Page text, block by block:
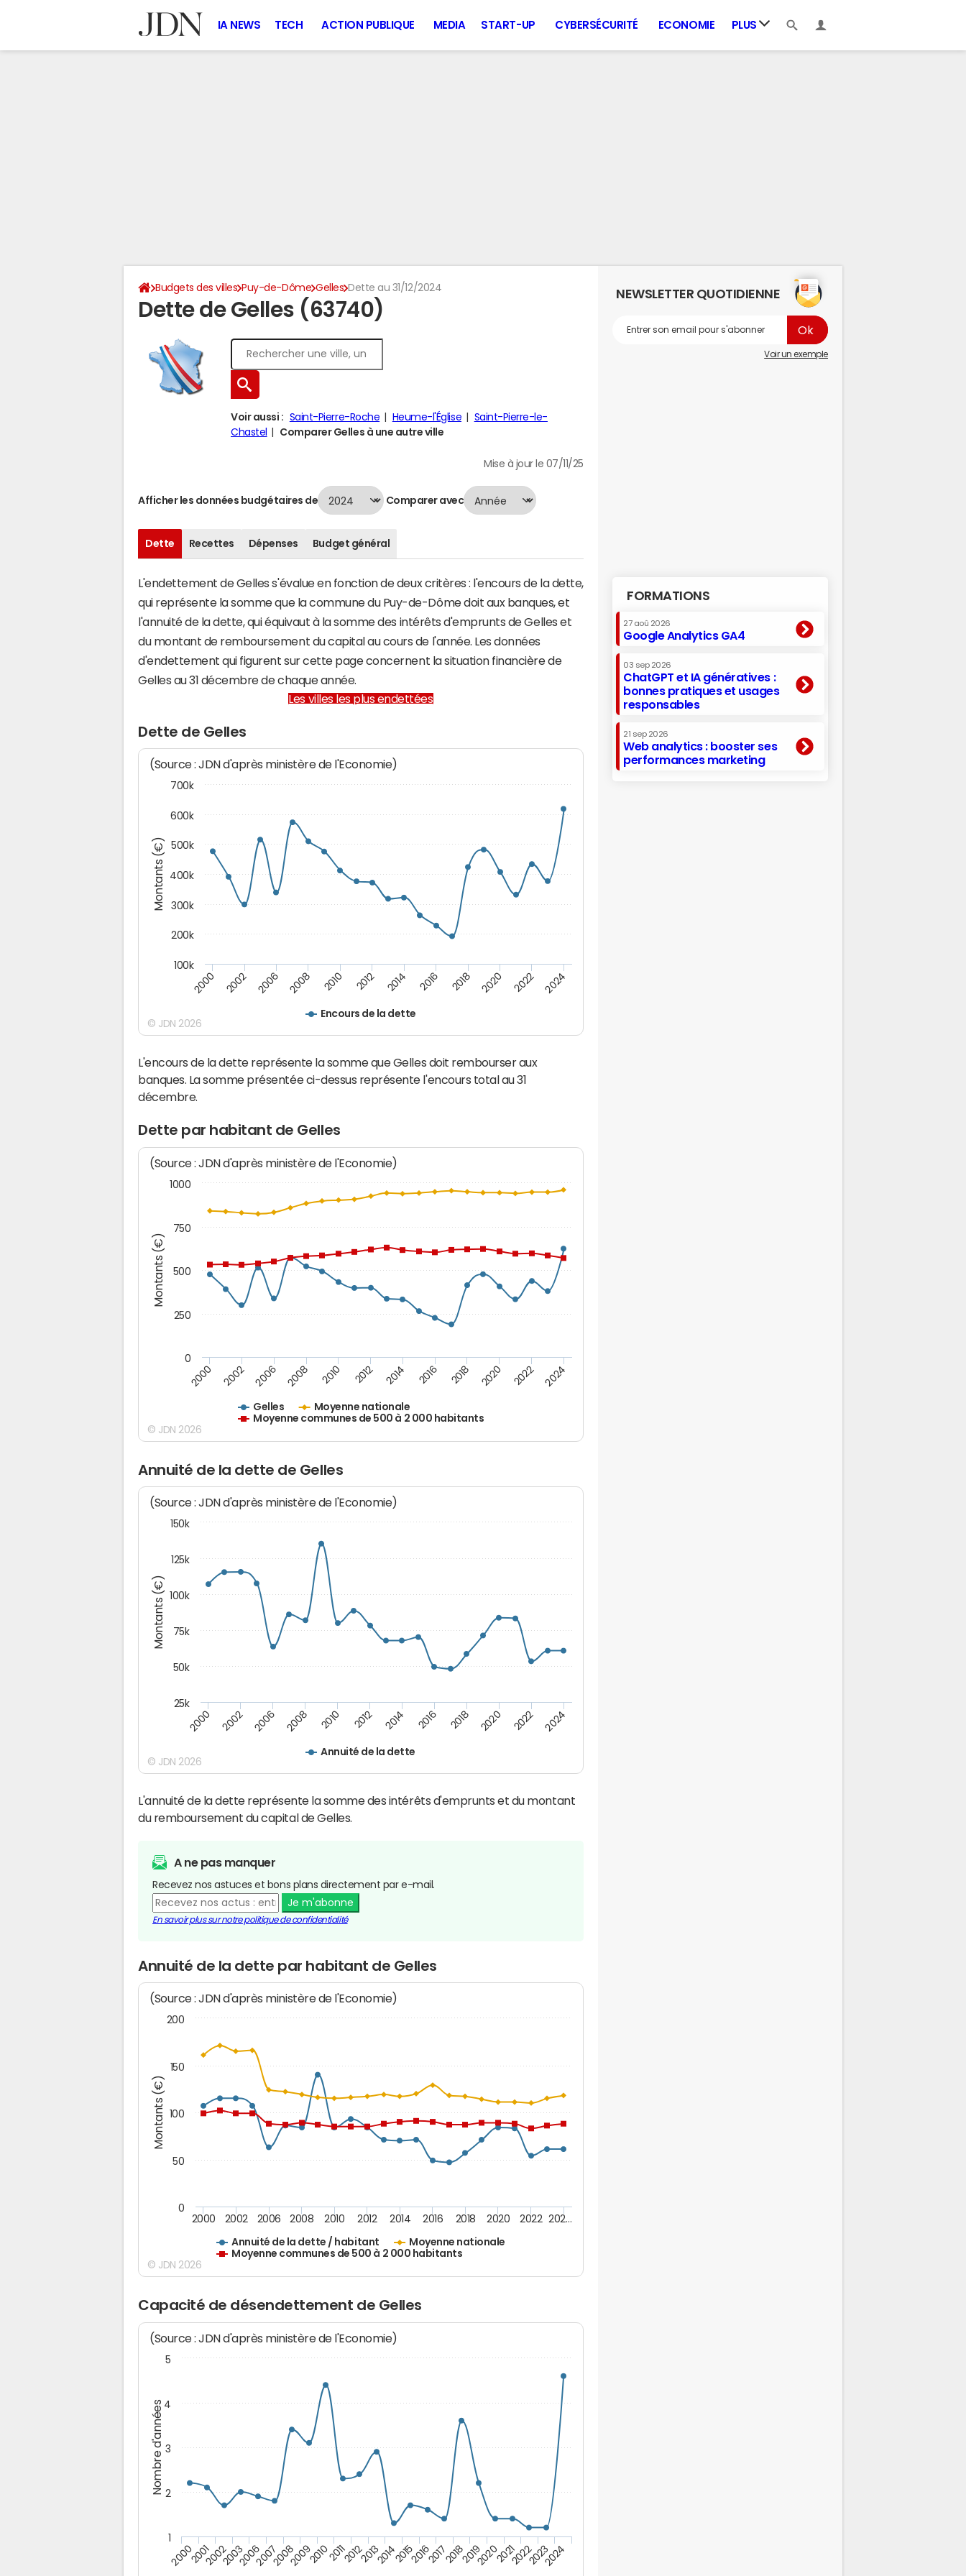
IA NEWS TECH ACTION PUBLIQUE MEDIA START-UP CYBERSÉCURITÉ ECONOMIE PLUS
Budgets des villes Puy-de-Dôme Gelles Dette au 31/12/2024
Dette de Gelles (63740)
Voir aussi : Saint-Pierre-Roche Heume-l'Église
Saint-Pierre-le-
Chastel
Comparer Gelles à une autre ville
Mise à jour le 07/11/25
Afficher les données budgétaires de Comparer avec
Dette Recettes Dépenses Budget général
L'endettement de Gelles s'évalue en fonction de deux critères : l'encours de la dette,
qui représente la somme que la commune du Puy-de-Dôme doit aux banques, et
l'annuité de la dette, qui équivaut à la somme des intérêts d'emprunts de Gelles et
du montant de remboursement du capital au cours de l'année. Les données
d'endettement qui figurent sur cette page concernent la situation financière de
Gelles au 31 décembre de chaque année.
Les villes les plus endettées
Dette de Gelles
Montants (€)
(Source : JDN d'après ministère de l'Economie)
Encours de la dette
2000 2002 2006 2008 2010 2012 2014 2016 2018 2020 2022 2024
100k
200k
300k
400k
500k
600k
700k
© JDN 2026
L'encours de la dette représente la somme que Gelles doit rembourser aux
banques. La somme présentée ci-dessus représente l'encours total au 31
décembre.
Dette par habitant de Gelles
Montants (€)
(Source : JDN d'après ministère de l'Economie)
Gelles
Moyenne nationale
Moyenne communes de 500 à 2 000 habitants
2000 2002 2006 2008 2010 2012 2014 2016 2018 2020 2022 2024
0
250
500
750
1000
© JDN 2026
Annuité de la dette de Gelles
Montants (€)
(Source : JDN d'après ministère de l'Economie)
Annuité de la dette
2000 2002 2006 2008 2010 2012 2014 2016 2018 2020 2022 2024
25k
50k
75k
100k
125k
150k
© JDN 2026
L'annuité de la dette représente la somme des intérêts d'emprunts et du montant
du remboursement du capital de Gelles.
A ne pas manquer
Recevez nos astuces et bons plans directement par e-mail.
Je m'abonne
En savoir plus sur notre politique de confidentialité
Annuité de la dette par habitant de Gelles
Montants (€)
(Source : JDN d'après ministère de l'Economie)
Annuité de la dette / habitant
Moyenne nationale
Moyenne communes de 500 à 2 000 habitants
2000 2002 2006 2008 2010 2012 2014 2016 2018 2020 2022 202…
50
100
150
200
0
© JDN 2026
Capacité de désendettement de Gelles
Nombre d'années
(Source : JDN d'après ministère de l'Economie)
20002001200220032006200720082009201020112012201320142015201620172018201920202021202220232024
1
2
3
4
5
NEWSLETTER QUOTIDIENNE
Voir un exemple
FORMATIONS
27 aoû 2026
Google Analytics GA4
03 sep 2026
ChatGPT et IA génératives :
bonnes pratiques et usages
responsables
21 sep 2026
Web analytics : booster ses
performances marketing